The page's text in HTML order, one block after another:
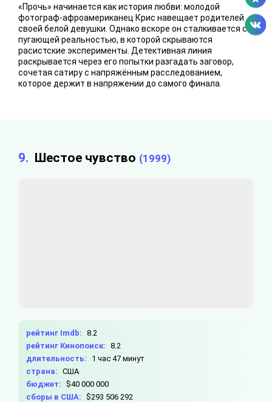
«Прочь» начинается как история любви: молодой
фотограф-афроамериканец Крис навещает родителей
своей белой девушки. Однако вскоре он сталкивается с
пугающей реальностью, в которой скрываются
расистские эксперименты. Детективная линия
раскрывается через его попытки разгадать заговор,
сочетая сатиру с напряжённым расследованием,
которое держит в напряжении до самого финала.
9. Шестое чувство (1999)
рейтинг Imdb: 8.2
рейтинг Кинопоиск: 8.2
длительность:
1 час 47 минут
страна: США
бюджет: $40 000 000
сборы в США: $293 506 292